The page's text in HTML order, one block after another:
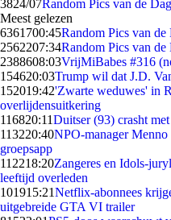
3824/07Random Pics van de
Meest gelezen
6361700:45Random Pics van de
2562207:34Random Pics van de
2388608:03VrijMiBabes #316
154620:03Trump wil dat J.D.
152019:42'Zwarte weduwes' in
overlijdensuitkering
116820:11Duitser (93) crasht
113220:40NPO-manager
groepsapp
112218:20Zangeres en Idols-
leeftijd overleden
101915:21Netflix-abonnees
uitgebreide GTA VI trailer